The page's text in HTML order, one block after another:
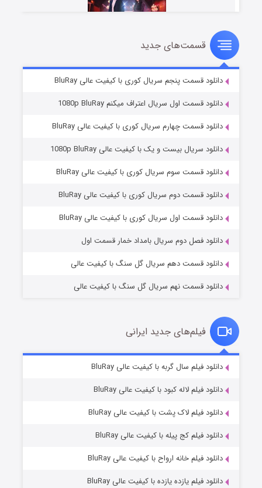
سریال زشت
قسمت۵ (زیرنویس) منتشر شد
وستی ها
قسمت۱ (زیرنویس) منتشر شد
قسمت۶ (زیرنویس) منتشر شد
قسمت‌های جدید
دانلود قسمت پنجم سریال کوری با کیفیت عالی BluRay
دانلود قسمت اول سریال اعتراف میکنم 1080p BluRay
دانلود قسمت چهارم سریال کوری با کیفیت عالی BluRay
دانلود سریال بیست و یک با کیفیت عالی 1080p BluRay
دانلود قسمت سوم سریال کوری با کیفیت عالی BluRay
دانلود قسمت دوم سریال کوری با کیفیت عالی BluRay
دانلود قسمت اول سریال کوری با کیفیت عالی BluRay
دانلود فصل دوم سریال بامداد خمار قسمت اول
دانلود قسمت دهم سریال گل سنگ با کیفیت عالی
دانلود قسمت نهم سریال گل سنگ با کیفیت عالی
فیلم‌های جدید ایرانی
دانلود فیلم سال گربه با کیفیت عالی BluRay
دانلود فیلم لاله کبود با کیفیت عالی BluRay
دانلود فیلم لاک پشت با کیفیت عالی BluRay
دانلود فیلم کج‌ پیله با کیفیت عالی BluRay
دانلود فیلم خانه ارواح با کیفیت عالی BluRay
دانلود فیلم یازده یازده با کیفیت عالی BluRay